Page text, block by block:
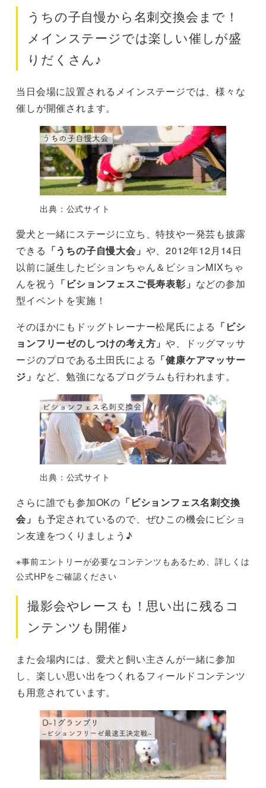
うちの子自慢から名刺交換会まで！
メインステージでは楽しい催しが盛
りだくさん♪
当日会場に設置されるメインステージでは、様々な
催しが開催されます。
出典：公式サイト
愛犬と一緒にステージに立ち、特技や一発芸も披露
できる 「うちの子自慢大会」 や、2012年12月14日
以前に誕生したビションちゃん＆ビションMIXちゃ
んを祝う 「ビションフェスご長寿表彰」 などの参加
型イベントを実施！
そのほかにもドッグトレーナー松尾氏による 「ビシ
ョンフリーゼのしつけの考え方」や、ドッグマッサ
ージのプロである土田氏による 「健康ケアマッサー
ジ」 など、勉強になるプログラムも行われます。
出典：公式サイト
さらに誰でも参加OKの 「ビションフェス名刺交換
会」 も予定されているので、ぜひこの機会にビショ
ン友達をつくりましょう♪
※事前エントリーが必要なコンテンツもあるため、詳しくは
公式HPをご確認ください
撮影会やレースも！思い出に残るコ
ンテンツも開催♪
また会場内には、愛犬と飼い主さんが一緒に参加
し、楽しい思い出をつくれるフィールドコンテンツ
も用意されています。